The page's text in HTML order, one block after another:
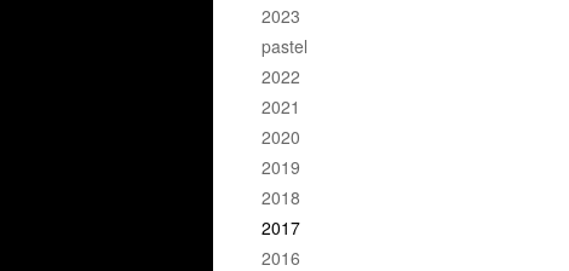
2023
pastel
2022
2021
2020
2019
2018
2017
2016